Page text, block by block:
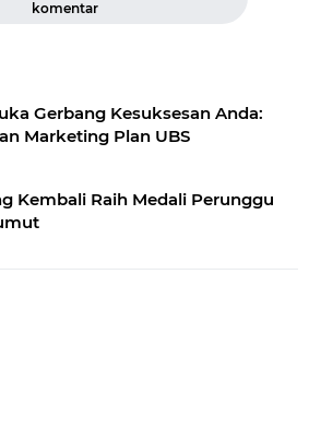
komentar
Gerbang Kesuksesan Anda:
Marketing Plan UBS
Kembali Raih Medali Perunggu